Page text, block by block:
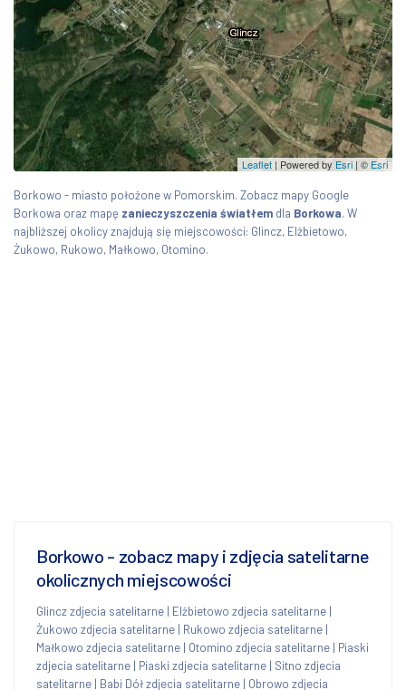
Leaflet | Powered by Esri | © Esri
Borkowo - miasto położone w Pomorskim. Zobacz mapy Google
Borkowa oraz mapę zanieczyszczenia światłem dla Borkowa. W
najbliższej okolicy znajdują się miejscowości: Glincz, Elżbietowo,
Żukowo, Rukowo, Małkowo, Otomino.
Borkowo - zobacz mapy i zdjęcia satelitarne
okolicznych miejscowości
Glincz zdjecia satelitarne | Elżbietowo zdjecia satelitarne |
Żukowo zdjecia satelitarne | Rukowo zdjecia satelitarne |
Małkowo zdjecia satelitarne | Otomino zdjecia satelitarne | Piaski
zdjecia satelitarne | Piaski zdjecia satelitarne | Sitno zdjecia
satelitarne | Babi Dół zdjecia satelitarne | Obrowo zdjecia